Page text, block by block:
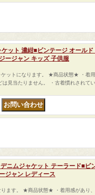
ケット 濃紺■ビンテージ オールド
ージャン キッズ 子供服
ケットになります。 ★商品状態★ ・着
見当たりません。 ・古着慣れされて
ニムジャケット テーラード■ビ
ジャン レディース
ります。 ★商品状態★ ・着用感があり